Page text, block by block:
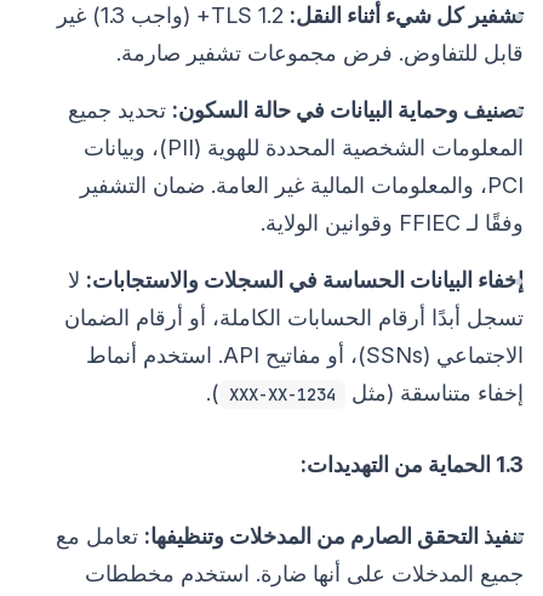
تشفير كل شيء أثناء النقل:
TLS 1.2+ (واجب 1.3) غير
قابل للتفاوض. فرض مجموعات تشفير صارمة.
تصنيف وحماية البيانات في حالة السكون: تحديد جميع
المعلومات الشخصية المحددة للهوية (PII)، وبيانات
PCI، والمعلومات المالية غير العامة. ضمان التشفير
وفقًا لـ FFIEC وقوانين الولاية.
إخفاء البيانات الحساسة في السجلات والاستجابات: لا
تسجل أبدًا أرقام الحسابات الكاملة، أو أرقام الضمان
الاجتماعي (SSNs)، أو مفاتيح API. استخدم أنماط
إخفاء متناسقة (مثل
XXX-XX-1234
).
1.3 الحماية من التهديدات:
تنفيذ التحقق الصارم من المدخلات وتنظيفها: تعامل مع
جميع المدخلات على أنها ضارة. استخدم مخططات